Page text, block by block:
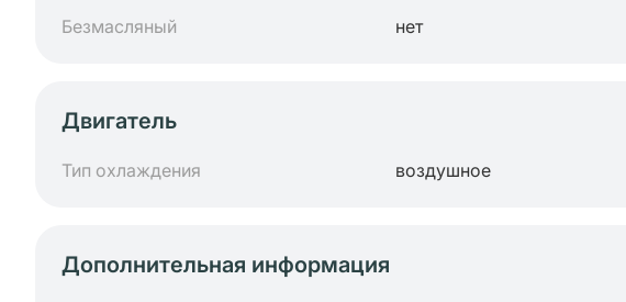
Безмасляный
нет
Двигатель
Тип охлаждения воздушное
Дополнительная информация